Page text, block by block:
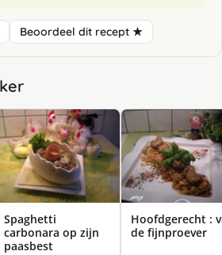
Beoordeel dit recept ★
Spaghetti
carbonara op zijn
paasbest
Hoofdgerecht :
de fijnproever